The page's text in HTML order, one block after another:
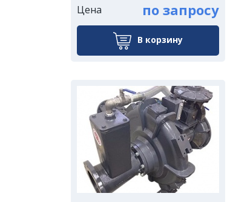
Цена по запросу
В корзину